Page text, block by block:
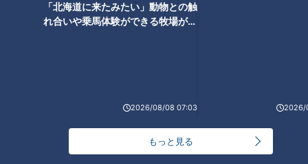
「北海道に来たみたい」動物との触
れ合いや乗馬体験ができる牧場がオ
2026/08/08 07:03 2026/
もっと見る
には、先発の梅津晃大からの３連打で迎えた１死満塁のチャン
スに、きっちりと犠牲フライを打って先制点。福永はとにかく
バットの振りが力強く潔い。さらに、その福永が魅せたのは守